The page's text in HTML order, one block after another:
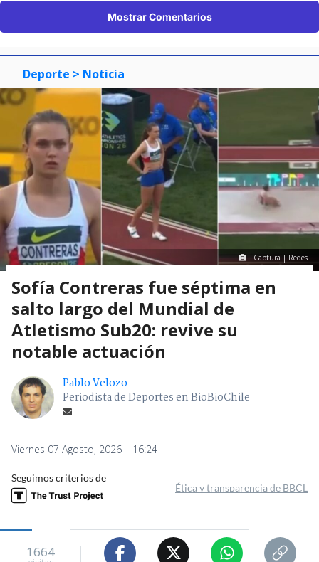
Mostrar Comentarios
Deporte > Noticia
Captura | Redes
Sofía Contreras fue séptima en
salto largo del Mundial de
Atletismo Sub20: revive su
notable actuación
Pablo Velozo
Periodista de Deportes en BioBioChile
Viernes 07 Agosto, 2026 | 16:24
Seguimos criterios de
Ética y transparencia de BBCL
1664